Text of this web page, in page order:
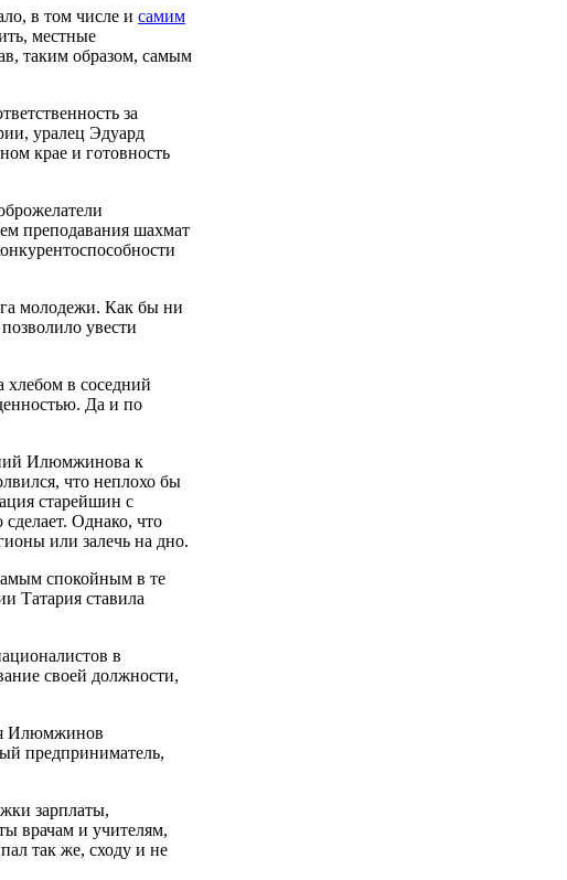
в том числе и самим
местные
таким образом, самым
за
уралец Эдуард
крае и готовность
преподавания шахмат
молодежи. Как бы ни
увести
в соседний
Да и по
Илюмжинова к
что неплохо бы
старейшин с
Однако, что
или залечь на дно.
спокойным в те
Татария ставила
в
своей должности,
Илюмжинов
предприниматель,
зарплаты,
врачам и учителям,
так же, сходу и не